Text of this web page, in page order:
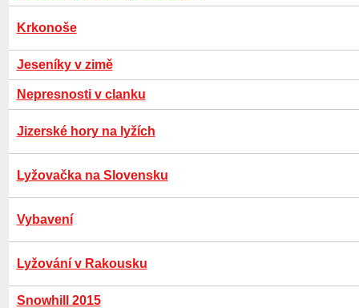
Krkonoše
Jeseníky v zimě
Nepresnosti v clanku
Jizerské hory na lyžích
Lyžovačka na Slovensku
Vybavení
Lyžování v Rakousku
Snowhill 2015